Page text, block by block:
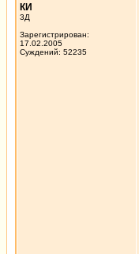
КИ
3Д
Зарегистрирован:
17.02.2005
Суждений: 52235